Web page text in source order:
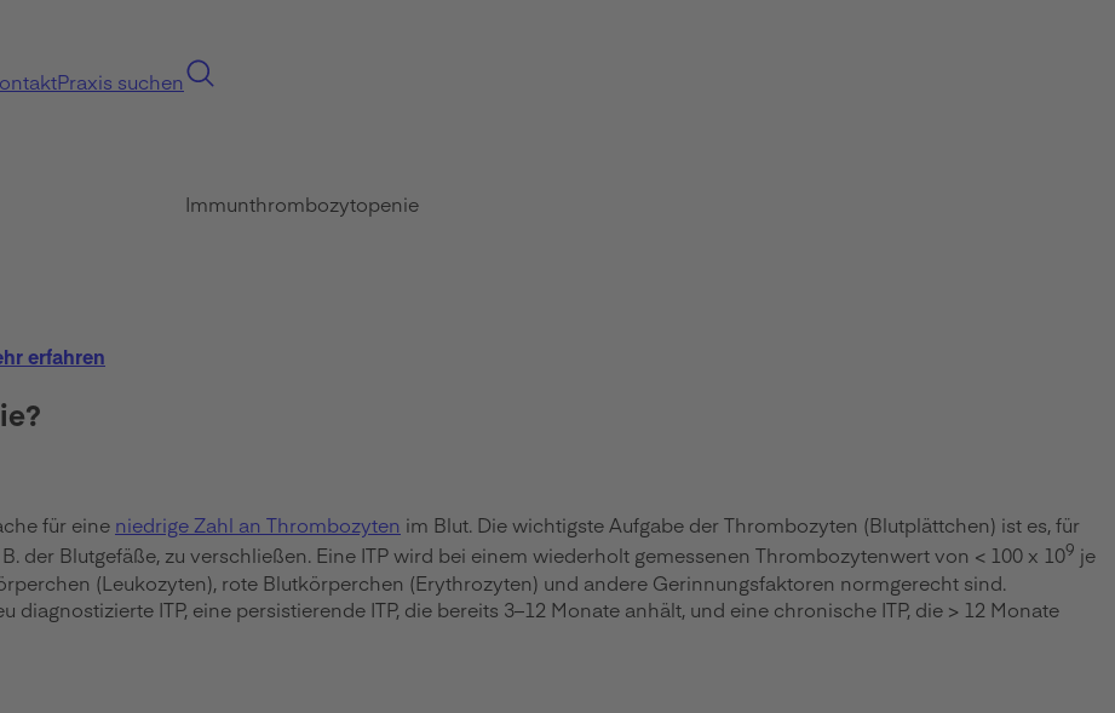
Praxis suchen
Immunthrombozytopenie
erfahren
für eine niedrige Zahl an Thrombozyten im Blut. Die wichtigste Aufgabe der Thrombozyten (Blutplättchen) ist es, für
der Blutgefäße, zu verschließen. Eine ITP wird bei einem wiederholt gemessenen Thrombozytenwert von < 100 x 109 je
(Leukozyten), rote Blutkörperchen (Erythrozyten) und andere Gerinnungsfaktoren normgerecht sind.
ITP, eine persistierende ITP, die bereits 3–12 Monate anhält, und eine chronische ITP, die > 12 Monate